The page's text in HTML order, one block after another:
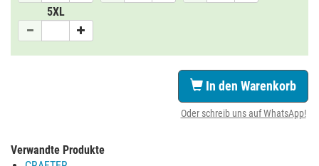
5XL
In den Warenkorb
Oder schreib uns auf WhatsApp!
Verwandte Produkte